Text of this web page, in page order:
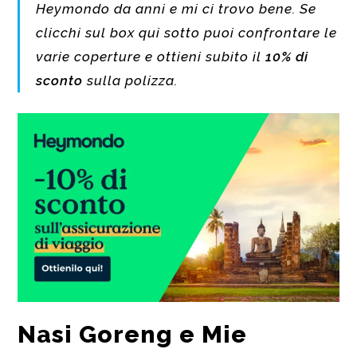
Heymondo da anni e mi ci trovo bene. Se
clicchi sul box qui sotto puoi confrontare le
varie coperture e ottieni subito il10% di
sconto sulla polizza.
Nasi Goreng e Mie